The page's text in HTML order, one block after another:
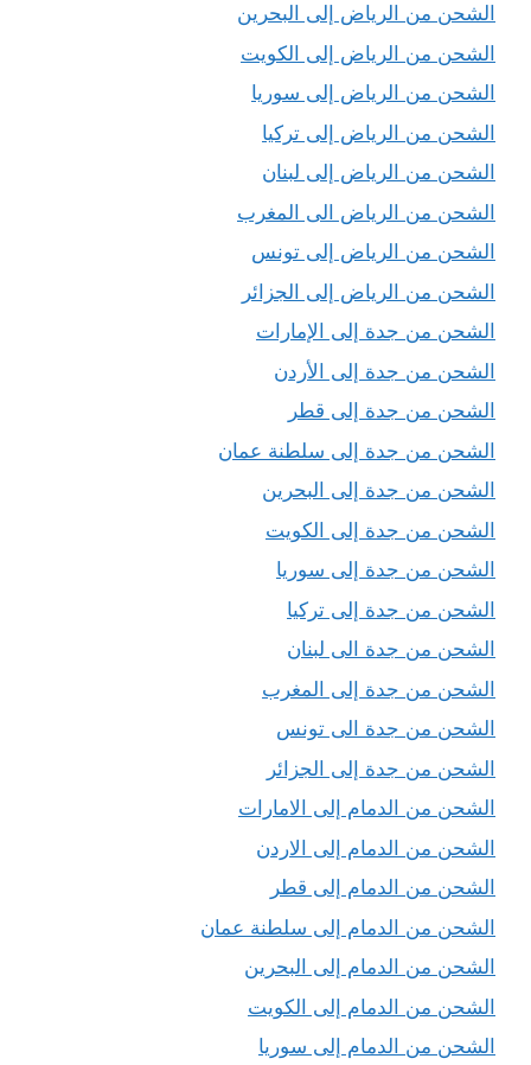
الشحن من الرياض إلى البحرين
الشحن من الرياض إلى الكويت
الشحن من الرياض إلى سوريا
الشحن من الرياض إلى تركيا
الشحن من الرياض إلى لبنان
الشحن من الرياض الى المغرب
الشحن من الرياض إلى تونس
الشحن من الرياض إلى الجزائر
الشحن من جدة إلى الإمارات
الشحن من جدة إلى الأردن
الشحن من جدة إلى قطر
الشحن من جدة إلى سلطنة عمان
الشحن من جدة إلى البحرين
الشحن من جدة إلى الكويت
الشحن من جدة إلى سوريا
الشحن من جدة إلى تركيا
الشحن من جدة الى لبنان
الشحن من جدة إلى المغرب
الشحن من جدة الى تونس
الشحن من جدة إلى الجزائر
الشحن من الدمام إلى الامارات
الشحن من الدمام إلى الاردن
الشحن من الدمام إلى قطر
الشحن من الدمام إلى سلطنة عمان
الشحن من الدمام إلى البحرين
الشحن من الدمام إلى الكويت
الشحن من الدمام إلى سوريا